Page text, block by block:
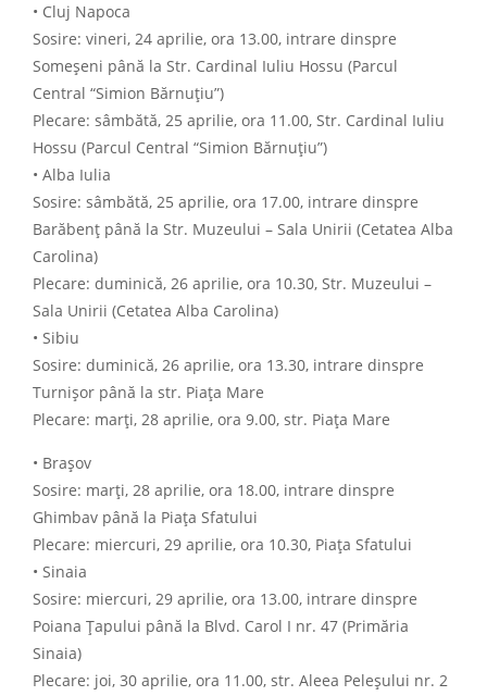
• Cluj Napoca
Sosire: vineri, 24 aprilie, ora 13.00, intrare dinspre
Someșeni până la Str. Cardinal Iuliu Hossu (Parcul
Central “Simion Bărnuțiu”)
Plecare: sâmbătă, 25 aprilie, ora 11.00, Str. Cardinal Iuliu
Hossu (Parcul Central “Simion Bărnuțiu”)
• Alba Iulia
Sosire: sâmbătă, 25 aprilie, ora 17.00, intrare dinspre
Barăbenț până la Str. Muzeului – Sala Unirii (Cetatea Alba
Carolina)
Plecare: duminică, 26 aprilie, ora 10.30, Str. Muzeului –
Sala Unirii (Cetatea Alba Carolina)
• Sibiu
Sosire: duminică, 26 aprilie, ora 13.30, intrare dinspre
Turnișor până la str. Piața Mare
Plecare: marți, 28 aprilie, ora 9.00, str. Piața Mare
• Brașov
Sosire: marți, 28 aprilie, ora 18.00, intrare dinspre
Ghimbav până la Piața Sfatului
Plecare: miercuri, 29 aprilie, ora 10.30, Piața Sfatului
• Sinaia
Sosire: miercuri, 29 aprilie, ora 13.00, intrare dinspre
Poiana Țapului până la Blvd. Carol I nr. 47 (Primăria
Sinaia)
Plecare: joi, 30 aprilie, ora 11.00, str. Aleea Peleșului nr. 2